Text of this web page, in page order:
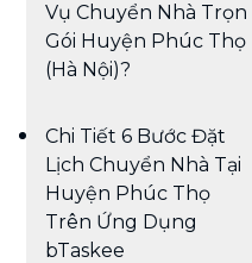
Vụ Chuyển Nhà Trọn
Gói Huyện Phúc Thọ
(Hà Nội)?
Chi Tiết 6 Bước Đặt
Lịch Chuyển Nhà Tại
Huyện Phúc Thọ
Trên Ứng Dụng
bTaskee